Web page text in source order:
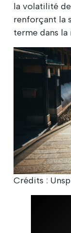
la volatilité
renforçant la
terme dans la
Crédits :